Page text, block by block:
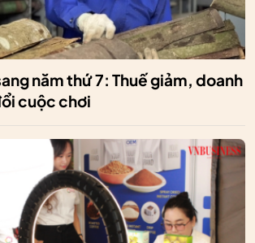
năm thứ 7: Thuế giảm, doanh
cuộc chơi